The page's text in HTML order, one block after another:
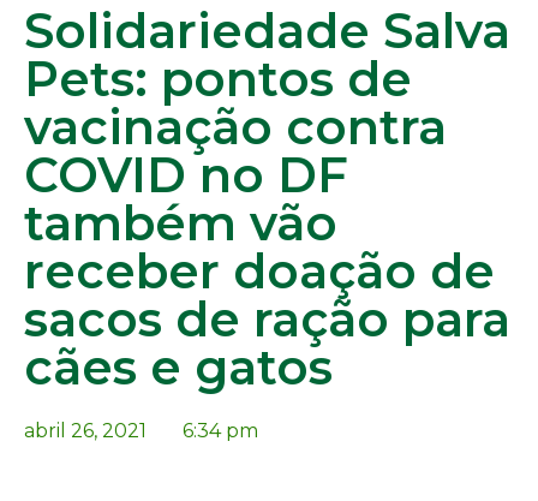
Solidariedade Salva
Pets: pontos de
vacinação contra
COVID no DF
também vão
receber doação de
sacos de ração para
cães e gatos
abril 26, 2021 6:34 pm